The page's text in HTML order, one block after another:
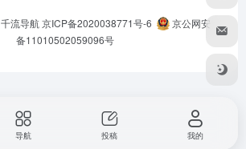
千流导航京ICP备2020038771号-6
京公网安
备11010502059096号
导航 投稿 我的